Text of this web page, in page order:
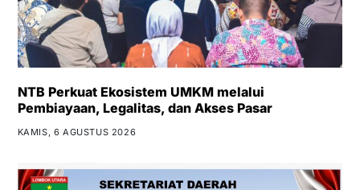
NTB Perkuat Ekosistem UMKM melalui
Pembiayaan, Legalitas, dan Akses Pasar
KAMIS, 6 AGUSTUS 2026